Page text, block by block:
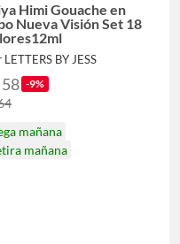
Himi Gouache en
Nueva Visión Set 18
LETTERS BY JESS
-9%
mañana
mañana